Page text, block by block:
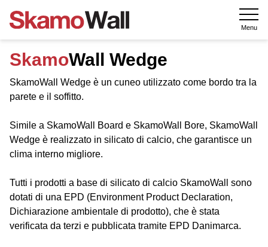
Menu
SkamoWall Wedge
SkamoWall Wedge è un cuneo utilizzato come bordo tra la
parete e il soffitto.
Simile a SkamoWall Board e SkamoWall Bore, SkamoWall
Wedge è realizzato in silicato di calcio, che garantisce un
clima interno migliore.
Tutti i prodotti a base di silicato di calcio SkamoWall sono
dotati di una EPD (Environment Product Declaration,
Dichiarazione ambientale di prodotto), che è stata
verificata da terzi e pubblicata tramite EPD Danimarca.